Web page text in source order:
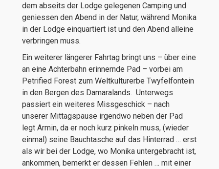
dem abseits der Lodge gelegenen Camping und
geniessen den Abend in der Natur, während Monika
in der Lodge einquartiert ist und den Abend alleine
verbringen muss.
Ein weiterer längerer Fahrtag bringt uns – über eine
an eine Achterbahn erinnernde Pad – vorbei am
Petrified Forest zum Weltkulturerbe Twyfelfontein
in den Bergen des Damaralands. Unterwegs
passiert ein weiteres Missgeschick – nach
unserer Mittagspause irgendwo neben der Pad
legt Armin, da er noch kurz pinkeln muss, (wieder
einmal) seine Bauchtasche auf das Hinterrad … erst
als wir bei der Lodge, wo Monika untergebracht ist,
ankommen, bemerkt er dessen Fehlen … mit einer